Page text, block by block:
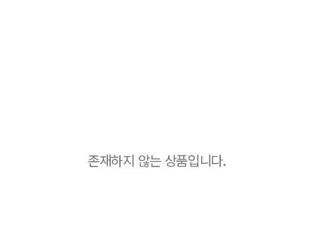
존재하지 않는 상품입니다.